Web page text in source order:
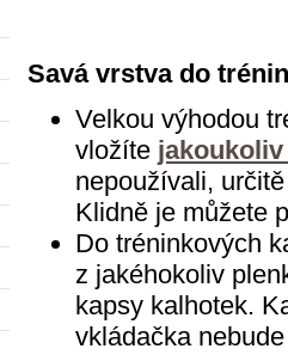
Savá vrstva do
Velkou výhodou
vložíte
nepoužívali,
Klidně je můžete
Do tréninkových
z jakéhokoliv
kapsy kalhotek.
vkládačka